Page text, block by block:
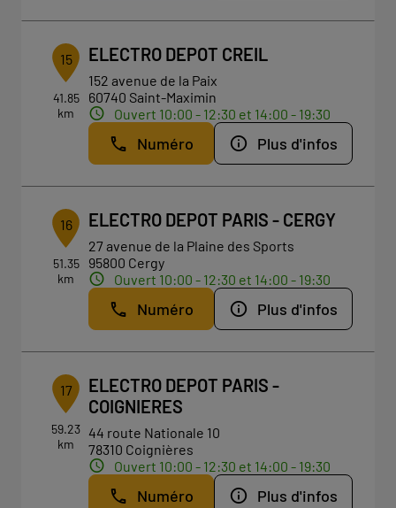
15
41.85
km
ELECTRO DEPOT CREIL
152 avenue de la Paix
60740 Saint-Maximin
Ouvert 10:00 - 12:30 et 14:00 - 19:30
Numéro Plus d'infos
16
51.35
km
ELECTRO DEPOT PARIS - CERGY
27 avenue de la Plaine des Sports
95800 Cergy
Ouvert 10:00 - 12:30 et 14:00 - 19:30
Numéro Plus d'infos
17
59.23
km
ELECTRO DEPOT PARIS -
COIGNIERES
44 route Nationale 10
78310 Coignières
Ouvert 10:00 - 12:30 et 14:00 - 19:30
Numéro Plus d'infos